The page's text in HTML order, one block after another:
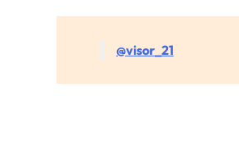
@visor_21